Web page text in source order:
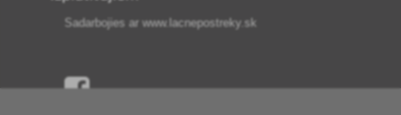
Sadarbojies ar www.lacnepostreky.sk